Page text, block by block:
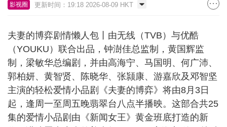
影视圈 更新时间：19:18 2026-08-09 HKT
夫妻的博弈剧情懒人包丨由无线（TVB）与优酷
（YOUKU）联合出品，钟澍佳总监制，黄国辉监
制，梁敏华总编剧，并由高海宁、马国明、何广沛、
郭柏妍、黄智贤、陈晓华、张颕康、游嘉欣及邓智坚
主演的轻松爱情小品剧《夫妻的博弈》将由8月3日
起，逢周一至周五晚翡翠台八点半播映。这部合共25
集的爱情小品剧由《新闻女王》黄金班底打造的新